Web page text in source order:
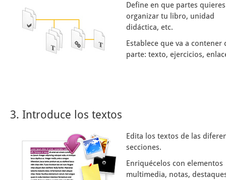
Define en que partes quieres
organizar tu libro, unidad
didáctica, etc.
Establece que va a contener
parte: texto, ejercicios,
3. Introduce los textos
Edita los textos de las
secciones.
Enriquécelos con elementos
multimedia, notas,